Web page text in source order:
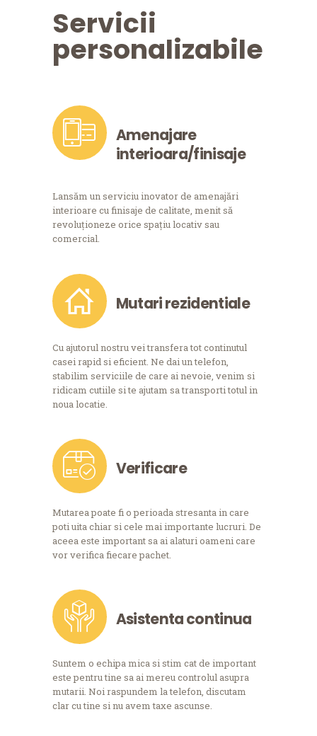
Servicii
personalizabile
Amenajare
interioara/finisaje
Lansăm un serviciu inovator de amenajări
interioare cu finisaje de calitate, menit să
revoluționeze orice spațiu locativ sau
comercial.
Mutari rezidentiale
Cu ajutorul nostru vei transfera tot continutul
casei rapid si eficient. Ne dai un telefon,
stabilim serviciile de care ai nevoie, venim si
ridicam cutiile si te ajutam sa transporti totul in
noua locatie.
Verificare
Mutarea poate fi o perioada stresanta in care
poti uita chiar si cele mai importante lucruri. De
aceea este important sa ai alaturi oameni care
vor verifica fiecare pachet.
Asistenta continua
Suntem o echipa mica si stim cat de important
este pentru tine sa ai mereu controlul asupra
mutarii. Noi raspundem la telefon, discutam
clar cu tine si nu avem taxe ascunse.